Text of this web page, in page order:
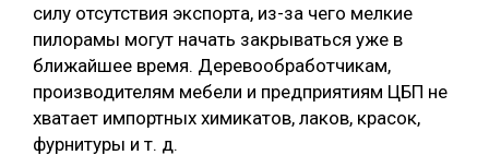
силу отсутствия экспорта, из-за чего мелкие
пилорамы могут начать закрываться уже в
ближайшее время. Деревообработчикам,
производителям мебели и предприятиям ЦБП не
хватает импортных химикатов, лаков, красок,
фурнитуры и т. д.